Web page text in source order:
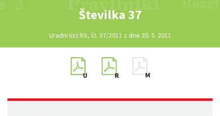
Številka 37
Uradni list RS, št. 37/2011 z dne 20. 5. 2011